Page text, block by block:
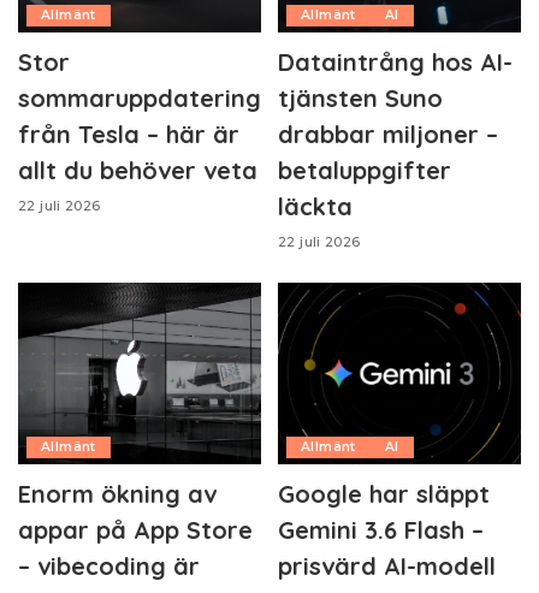
Allmänt
Stor
sommaruppdatering
från Tesla – här är
allt du behöver veta
22 juli 2026
Allmänt AI
Dataintrång hos AI-
tjänsten Suno
drabbar miljoner –
betaluppgifter
läckta
22 juli 2026
Allmänt
Enorm ökning av
appar på App Store
– vibecoding är
Allmänt AI
Google har släppt
Gemini 3.6 Flash –
prisvärd AI-modell